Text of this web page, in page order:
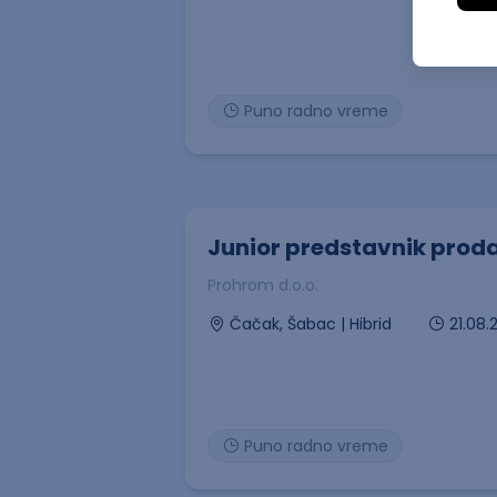
Puno radno vreme
Junior predstavnik
Prohrom d.o.o.
Čačak, Šabac | Hibrid
Puno radno vreme